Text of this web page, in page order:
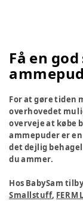
Få en
For at gøre tiden
overhovedet
overveje at købe
ammepuder er
det dejlig
du ammer.
Hos BabySam
Smallstuff, FERM